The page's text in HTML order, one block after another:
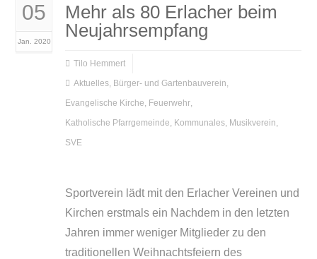
05
Jan. 2020
Mehr als 80 Erlacher beim
Neujahrsempfang
Tilo Hemmert
Aktuelles, Bürger- und Gartenbauverein,
Evangelische Kirche, Feuerwehr,
Katholische Pfarrgemeinde, Kommunales, Musikverein,
SVE
Sportverein lädt mit den Erlacher Vereinen und
Kirchen erstmals ein Nachdem in den letzten
Jahren immer weniger Mitglieder zu den
traditionellen Weihnachtsfeiern des